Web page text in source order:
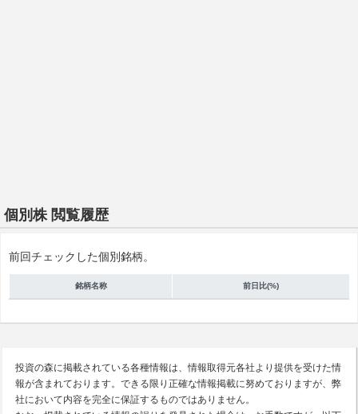
個別株 閲覧履歴
前回チェックした個別銘柄。
銘柄名称 前日比(%)
投資の森に掲載されている各種情報は、情報取得元各社より提供を受けた情
報が含まれております。できる限り正確な情報掲載に努めておりますが、弊
社において内容を完全に保証するものではありません。